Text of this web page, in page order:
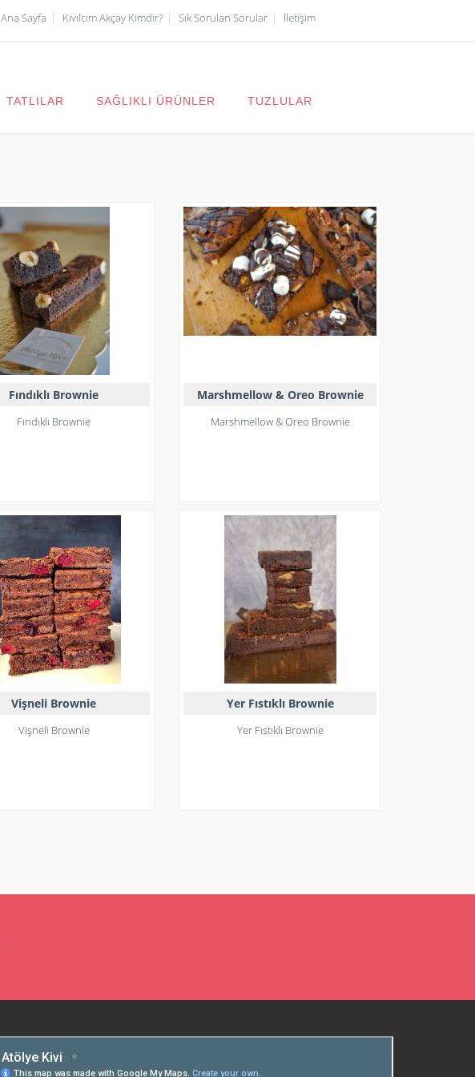
Ana Sayfa Kıvılcım Akçay Kimdir? Sık Sorulan Sorular İletişim
TATLILAR SAĞLIKLI ÜRÜNLER TUZLULAR
Fındıklı Brownie
Fındıklı Brownie
Marshmellow & Oreo Brownie
Marshmellow & Oreo Brownie
Vişneli Brownie
Vişneli Brownie
Yer Fıstıklı Brownie
Yer Fıstıklı Brownie